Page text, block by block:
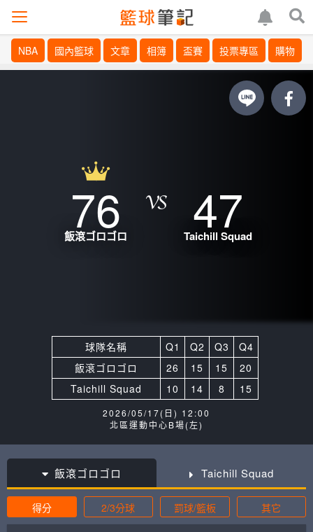
NBA 國內籃球 文章 相簿 盃賽 投票專區 購物
76
飯滾ゴロゴロ 47
Taichill Squad
球隊名稱 Q1 Q2 Q3
Q4
飯滾ゴロゴロ
26 15 15
20
Taichill Squad
10 14 8 15
2026/05/17(日) 12:00
北區運動中心B場(左)
飯滾ゴロゴロ Taichill Squad
得分 2/3分球 罰球/籃板 其它